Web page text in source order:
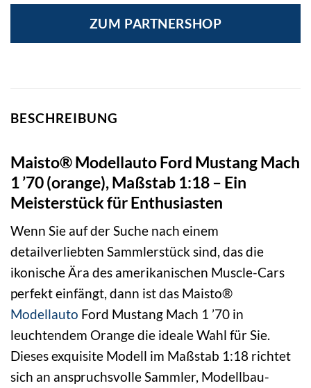
ZUM PARTNERSHOP
BESCHREIBUNG
Maisto® Modellauto Ford Mustang Mach
1 ’70 (orange), Maßstab 1:18 – Ein
Meisterstück für Enthusiasten
Wenn Sie auf der Suche nach einem
detailverliebten Sammlerstück sind, das die
ikonische Ära des amerikanischen Muscle-Cars
perfekt einfängt, dann ist das Maisto®
Modellauto Ford Mustang Mach 1 ’70 in
leuchtendem Orange die ideale Wahl für Sie.
Dieses exquisite Modell im Maßstab 1:18 richtet
sich an anspruchsvolle Sammler, Modellbau-